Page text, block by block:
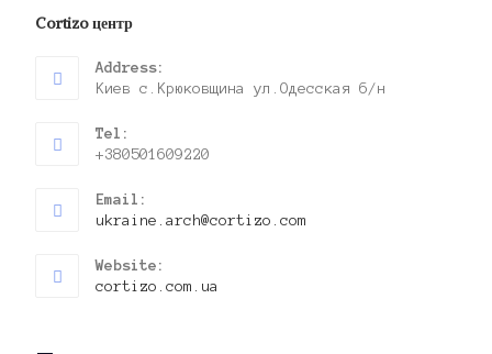
Cortizo центр
Address:
Киев с.Крюковщина ул.Одесская б/н
Tel:
+380501609220
Email:
ukraine.arch@cortizo.com
Website:
cortizo.com.ua